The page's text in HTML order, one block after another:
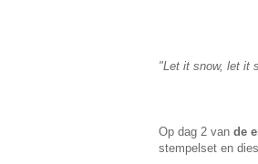
"Let it snow, let it
Op dag 2 van de
stempelset en